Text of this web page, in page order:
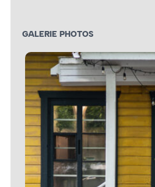
GALERIE PHOTOS